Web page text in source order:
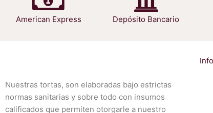
American Express Depósito Bancario
Nuestras tortas, son elaboradas bajo estrictas
normas sanitarias y sobre todo con insumos
calificados que permiten otorgarle a nuestro